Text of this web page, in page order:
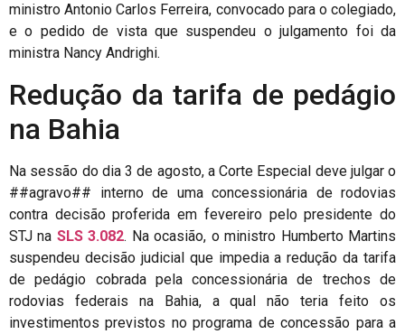
ministro Antonio Carlos Ferreira, convocado para o colegiado,
e o pedido de vista que suspendeu o julgamento foi da
ministra Nancy Andrighi.
Redução da tarifa de pedágio
na Bahia
Na sessão do dia 3 de agosto, a Corte Especial deve julgar o
##agravo## interno de uma concessionária de rodovias
contra decisão proferida em fevereiro pelo presidente do
STJ na SLS 3.082. Na ocasião, o ministro Humberto Martins
suspendeu decisão judicial que impedia a redução da tarifa
de pedágio cobrada pela concessionária de trechos de
rodovias federais na Bahia, a qual não teria feito os
investimentos previstos no programa de concessão para a